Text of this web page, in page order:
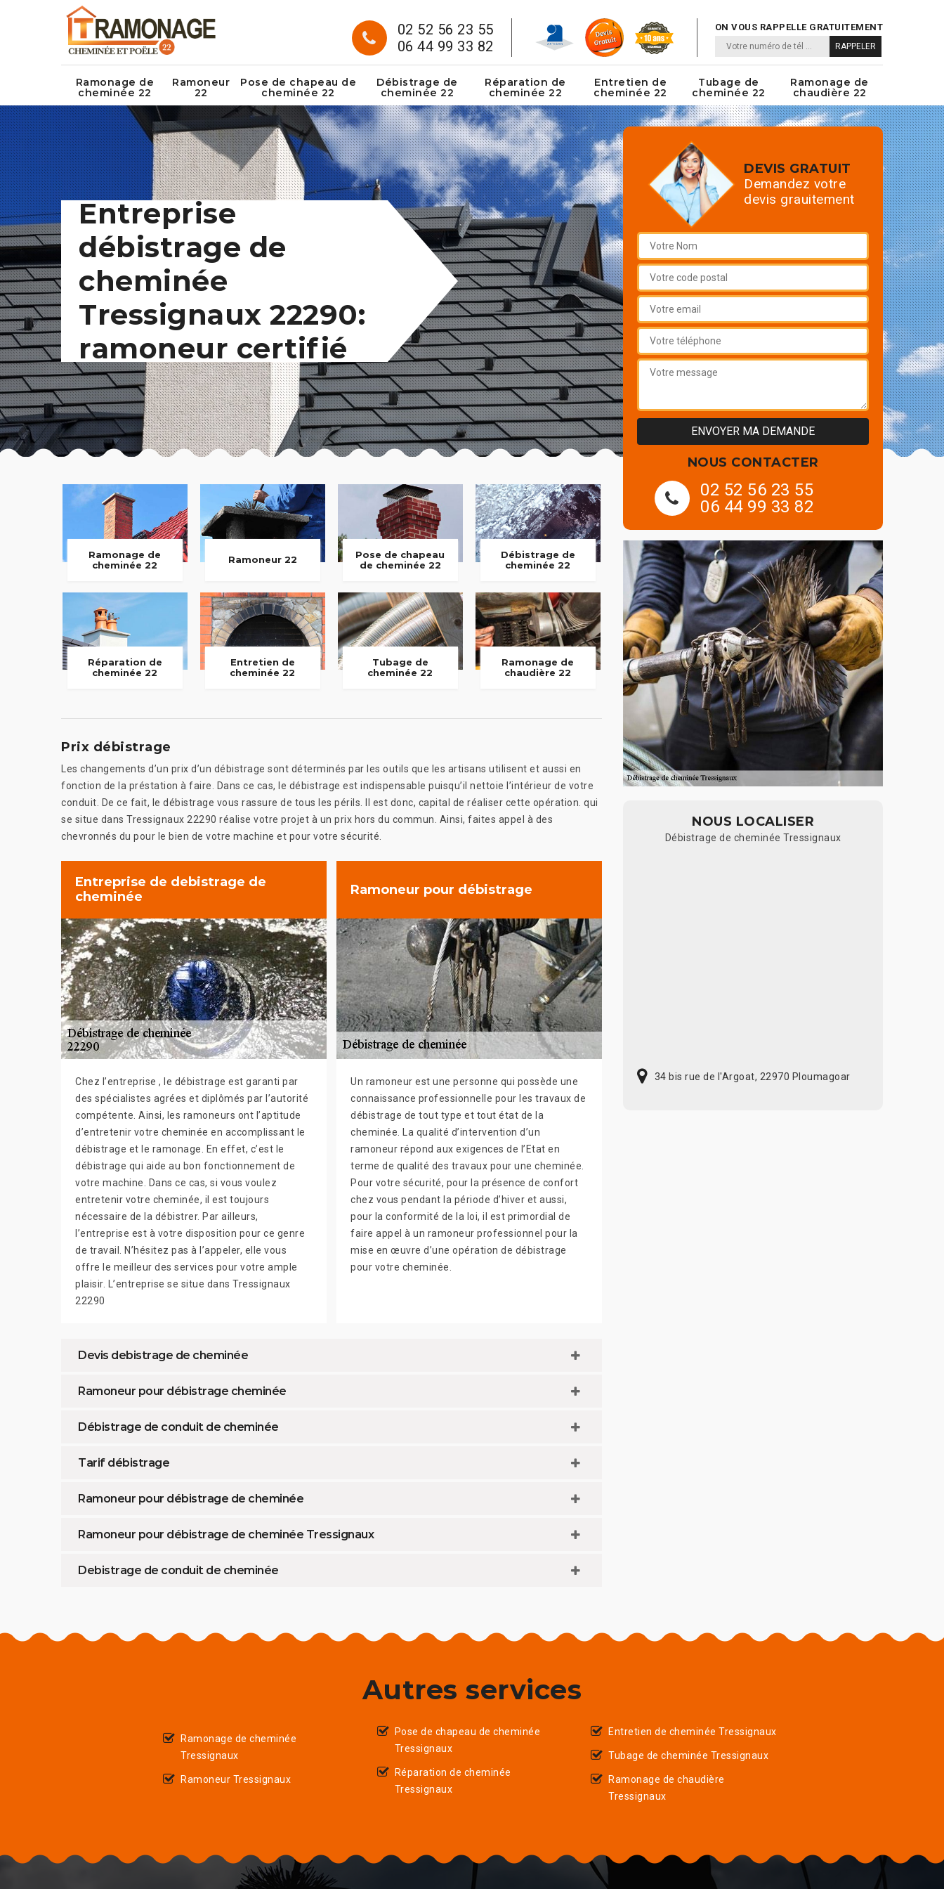
02 52 56 23 55
06 44 99 33 82
ON VOUS RAPPELLE GRATUITEMENT
Ramonage de
cheminée 22
Ramoneur
22
Pose de chapeau de
cheminée 22
Débistrage de
cheminée 22
Réparation de
cheminée 22
Entretien de
cheminée 22
Tubage de
cheminée 22
Ramonage de
chaudière 22
Entreprise
débistrage de
cheminée
Tressignaux 22290:
ramoneur certifié
Ramonage de
cheminée 22
Ramoneur 22
Pose de chapeau
de cheminée 22
Débistrage de
cheminée 22
Réparation de
cheminée 22
Entretien de
cheminée 22
Tubage de
cheminée 22
Ramonage de
chaudière 22
Prix débistrage
Les changements d’un prix d’un débistrage sont déterminés par les outils que les artisans utilisent et aussi en
fonction de la préstation à faire. Dans ce cas, le débistrage est indispensable puisqu’il nettoie l’intérieur de votre
conduit. De ce fait, le débistrage vous rassure de tous les périls. Il est donc, capital de réaliser cette opération. qui
se situe dans Tressignaux 22290 réalise votre projet à un prix hors du commun. Ainsi, faites appel à des
chevronnés du pour le bien de votre machine et pour votre sécurité.
Entreprise de debistrage de
cheminée
Chez l’entreprise , le débistrage est garanti par
des spécialistes agrées et diplômés par l’autorité
compétente. Ainsi, les ramoneurs ont l’aptitude
d’entretenir votre cheminée en accomplissant le
débistrage et le ramonage. En effet, c’est le
débistrage qui aide au bon fonctionnement de
votre machine. Dans ce cas, si vous voulez
entretenir votre cheminée, il est toujours
nécessaire de la débistrer. Par ailleurs,
l’entreprise est à votre disposition pour ce genre
de travail. N’hésitez pas à l’appeler, elle vous
offre le meilleur des services pour votre ample
plaisir. L’entreprise se situe dans Tressignaux
22290
Ramoneur pour débistrage
Un ramoneur est une personne qui possède une
connaissance professionnelle pour les travaux de
débistrage de tout type et tout état de la
cheminée. La qualité d’intervention d’un
ramoneur répond aux exigences de l’Etat en
terme de qualité des travaux pour une cheminée.
Pour votre sécurité, pour la présence de confort
chez vous pendant la période d’hiver et aussi,
pour la conformité de la loi, il est primordial de
faire appel à un ramoneur professionnel pour la
mise en œuvre d’une opération de débistrage
pour votre cheminée.
Devis debistrage de cheminée
Ramoneur pour débistrage cheminée
Débistrage de conduit de cheminée
Tarif débistrage
Ramoneur pour débistrage de cheminée
Ramoneur pour débistrage de cheminée Tressignaux
Debistrage de conduit de cheminée
DEVIS GRATUIT
Demandez votre
devis grauitement
NOUS CONTACTER
02 52 56 23 55
06 44 99 33 82
NOUS LOCALISER
Débistrage de cheminée Tressignaux
34 bis rue de l'Argoat, 22970 Ploumagoar
Autres services
Ramonage de cheminée
Tressignaux
Ramoneur Tressignaux
Pose de chapeau de cheminée
Tressignaux
Réparation de cheminée
Tressignaux
Entretien de cheminée Tressignaux
Tubage de cheminée Tressignaux
Ramonage de chaudière
Tressignaux